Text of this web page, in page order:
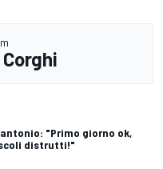
"Primo giorno ok,
distrutti!"